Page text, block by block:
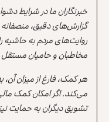
خبرنگاران ما در شرایط
گزارش‌های دقیق،
روایت‌های مردم به حاشیه
مخاطبان و حامیان
هر کمک، فارغ از میزان
می‌کند. اگر امکان کمک
تشویق دیگران به حمایت